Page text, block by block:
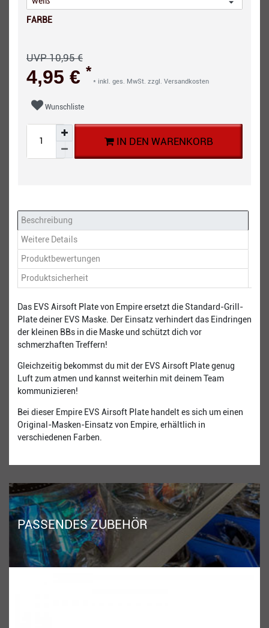
FARBE
UVP 10,95 €
4,95 € *
* inkl. ges. MwSt. zzgl. Versandkosten
Wunschliste
IN DEN WARENKORB
Beschreibung
Weitere Details
Produktbewertungen
Produktsicherheit
Das EVS Airsoft Plate von Empire ersetzt die Standard-Grill-
Plate deiner EVS Maske. Der Einsatz verhindert das Eindringen
der kleinen BBs in die Maske und schützt dich vor
schmerzhaften Treffern!
Gleichzeitig bekommst du mit der EVS Airsoft Plate genug
Luft zum atmen und kannst weiterhin mit deinem Team
kommunizieren!
Bei dieser Empire EVS Airsoft Plate handelt es sich um einen
Original-Masken-Einsatz von Empire, erhältlich in
verschiedenen Farben.
PASSENDES ZUBEHÖR